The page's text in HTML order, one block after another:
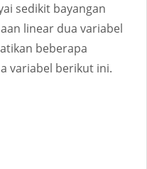
sedikit bayangan
linear dua variabel
beberapa
variabel berikut ini.